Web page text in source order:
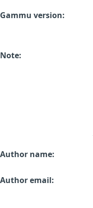
Gammu version:
Note:
Author name:
Author email: